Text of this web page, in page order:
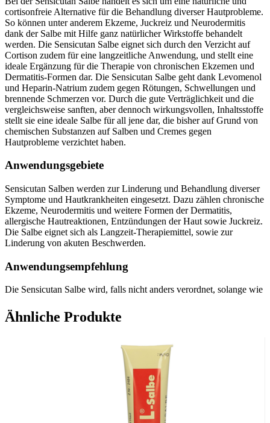
cortisonfreie Alternative für die Behandlung diverser Hautprobleme.
So können unter anderem Ekzeme, Juckreiz und Neurodermitis
dank der Salbe mit Hilfe ganz natürlicher Wirkstoffe behandelt
werden. Die Sensicutan Salbe eignet sich durch den Verzicht auf
Cortison zudem für eine langzeitliche Anwendung, und stellt eine
ideale Ergänzung für die Therapie von chronischen Ekzemen und
Dermatitis-Formen dar. Die Sensicutan Salbe geht dank Levomenol
und Heparin-Natrium zudem gegen Rötungen, Schwellungen und
brennende Schmerzen vor. Durch die gute Verträglichkeit und die
vergleichsweise sanften, aber dennoch wirkungsvollen, Inhaltsstoffe
stellt sie eine ideale Salbe für all jene dar, die bisher auf Grund von
chemischen Substanzen auf Salben und Cremes gegen
Hautprobleme verzichtet haben.
Anwendungsgebiete
Sensicutan Salben werden zur Linderung und Behandlung diverser
Symptome und Hautkrankheiten eingesetzt. Dazu zählen chronische
Ekzeme, Neurodermitis und weitere Formen der Dermatitis,
allergische Hautreaktionen, Entzündungen der Haut sowie Juckreiz.
Die Salbe eignet sich als Langzeit-Therapiemittel, sowie zur
Linderung von akuten Beschwerden.
Anwendungsempfehlung
Die Sensicutan Salbe wird, falls nicht anders verordnet, solange wie
erfolgen. Die Salbe wird direkt auf die betroffenen Hautpartien
aufgetragen, und an diesen gleichmäßig verteilt. Alternativ kann die
Hierbei ist darauf zu achten, diesen regelmäßig zu wechseln. Die
Sensicutan Salbe kann dank ihrer natürlichen Wirkstoffe und der
daraus resultierenden guten Verträglichkeit über längere Zeiträume
Zusammensetzung / Zutaten
Ähnliche Produkte